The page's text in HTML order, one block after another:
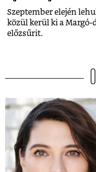
Szeptember elején
közül kerül ki a
előzsűrit.